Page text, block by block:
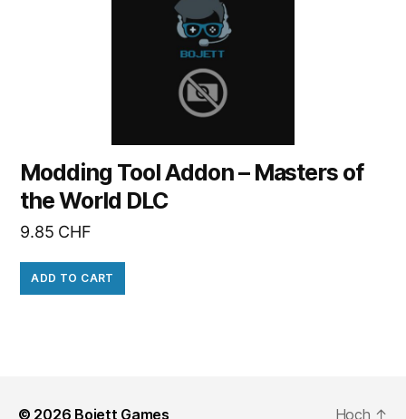
Modding Tool Addon – Masters of
the World DLC
9.85 CHF
ADD TO CART
© 2026 Bojett Games Hoch ↑